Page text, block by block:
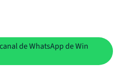
de WhatsApp de Win